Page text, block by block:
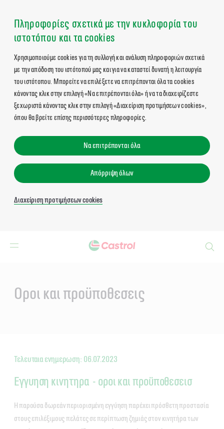
Πληροφορίες σχετικά με την κυκλοφορία του
ιστοτόπου και τα cookies
Χρησιμοποιούμε cookies για τη συλλογή και ανάλυση πληροφοριών σχετικά
με την απόδοση του ιστότοπού μας και για να καταστεί δυνατή η λειτουργία
του ιστότοπου. Μπορείτε να επιλέξετε να επιτρέπονται όλα τα cookies
κάνοντας κλικ στην επιλογή «Να επιτρέπονται όλα» ή να τα διαχειρίζεστε
ξεχωριστά κάνοντας κλικ στην επιλογή «Διαχείριση προτιμήσεων cookies»,
όπου θα βρείτε επίσης περισσότερες πληροφορίες.
Να επιτρέπονται όλα
Απόρριψη όλων
Διαχείριση προτιμήσεων cookies
Οροι και προϋποθεσεις
Τελευταια ενημερωση: 06.07.2023
Εγγυηση κινητηρα - οροι και προϋποθεσεισ
Η παρούσα δωρεάν περιορισμένη εγγύηση παρέχει πρόσθετη προστασία
στους επιλέξιμους πελάτες σε περίπτωση ζημιάς στον κινητήρα των